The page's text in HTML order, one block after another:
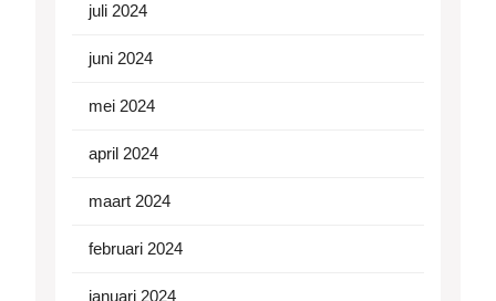
juli 2024
juni 2024
mei 2024
april 2024
maart 2024
februari 2024
januari 2024